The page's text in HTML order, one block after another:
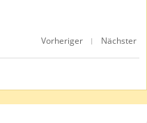
Vorheriger | Nächster